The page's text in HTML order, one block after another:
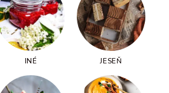
INÉ JESEŇ